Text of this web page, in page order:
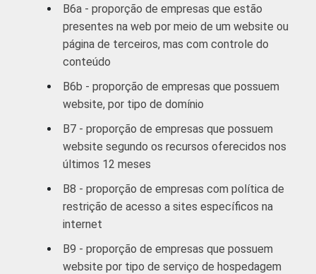
e recreação;
Outras
atividades de
75
1Base: 3 287 empresas que declararam
possuir website, com 10 ou mais
funcionários, que constituem os seguintes
segmentos da CNAE 2.0 (C, F, G, H, I, J, L, M,
N, R e S). Dados coletados entre outubro de
2011 e janeiro de 2012.
Fonte: NIC.br - out 2011 / jan 2012
B6a - proporção de empresas que estão
presentes na web por meio de um website ou
página de terceiros, mas com controle do
conteúdo
B6b - proporção de empresas que possuem
website, por tipo de domínio
B7 - proporção de empresas que possuem
website segundo os recursos oferecidos nos
últimos 12 meses
B8 - proporção de empresas com política de
restrição de acesso a sites específicos na
internet
B9 - proporção de empresas que possuem
website por tipo de serviço de hospedagem